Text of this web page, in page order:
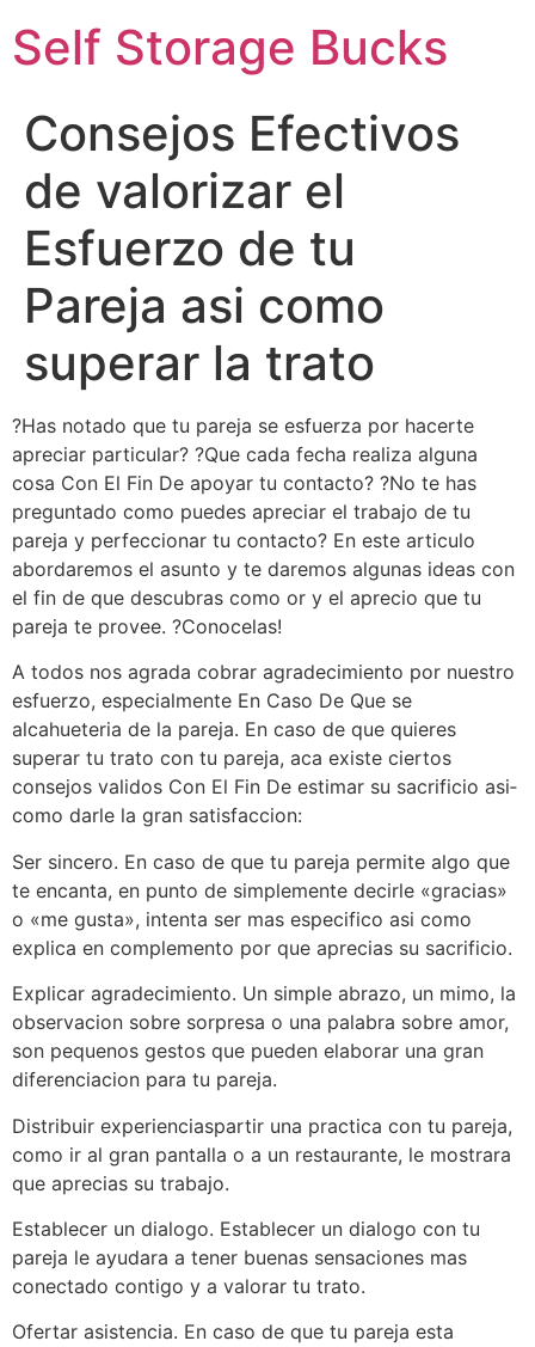
Self Storage Bucks
Consejos Efectivos
de valorizar el
Esfuerzo de tu
Pareja asi­ como
superar la trato
?Has notado que tu pareja se esfuerza por hacerte
apreciar particular? ?Que cada fecha realiza alguna
cosa Con El Fin De apoyar tu contacto? ?No te has
preguntado como puedes apreciar el trabajo de tu
pareja y perfeccionar tu contacto? En este articulo
abordaremos el asunto y te daremos algunas ideas con
el fin de que descubras como or y el aprecio que tu
pareja te provee. ?Conocelas!
A todos nos agrada cobrar agradecimiento por nuestro
esfuerzo, especialmente En Caso De Que se
alcahueteria de la pareja. En caso de que quieres
superar tu trato con tu pareja, aca existe ciertos
consejos validos Con El Fin De estimar su sacrificio asi­
como darle la gran satisfaccion:
Ser sincero. En caso de que tu pareja permite algo que
te encanta, en punto de simplemente decirle «gracias»
o «me gusta», intenta ser mas especifico asi­ como
explica en complemento por que aprecias su sacrificio.
Explicar agradecimiento. Un simple abrazo, un mimo, la
observacion sobre sorpresa o una palabra sobre amor,
son pequenos gestos que pueden elaborar una gran
diferenciacion para tu pareja.
Distribuir experienciaspartir una practica con tu pareja,
como ir al gran pantalla o a un restaurante, le mostrara
que aprecias su trabajo.
Establecer un dialogo. Establecer un dialogo con tu
pareja le ayudara a tener buenas sensaciones mas
conectado contigo y a valorar tu trato.
Ofertar asistencia. En caso de que tu pareja esta